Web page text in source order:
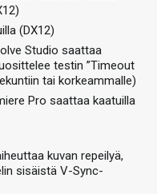
(DX12)
Studio saattaa
testin ”Timeout
tai korkeammalle)
Pro saattaa kaatuilla
kuvan repeilyä,
sisäistä V-Sync-